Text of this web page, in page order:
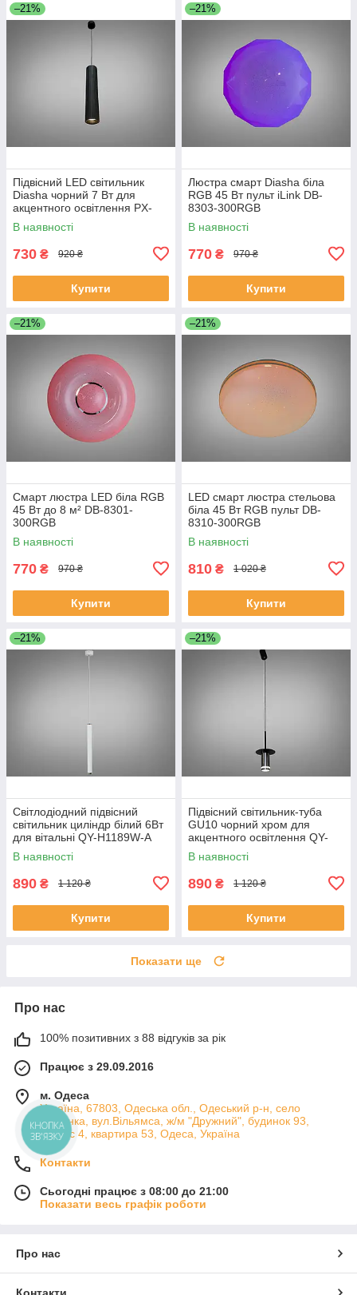
–21%
Підвісний LED світильник
Diasha чорний 7 Вт для
акцентного освітлення PX-
3A/300
В наявності
730 ₴ 920 ₴
Купити
–21%
Люстра смарт Diasha біла
RGB 45 Вт пульт iLink DB-
8303-300RGB
В наявності
770 ₴ 970 ₴
Купити
–21%
Смарт люстра LED біла RGB
45 Вт до 8 м² DB-8301-
300RGB
В наявності
770 ₴ 970 ₴
Купити
–21%
LED смарт люстра стельова
біла 45 Вт RGB пульт DB-
8310-300RGB
В наявності
810 ₴ 1 020 ₴
Купити
–21%
Світлодіодний підвісний
світильник циліндр білий 6Вт
для вітальні QY-H1189W-A
В наявності
890 ₴ 1 120 ₴
Купити
–21%
Підвісний світильник-туба
GU10 чорний хром для
акцентного освітлення QY-
H1175PB
В наявності
890 ₴ 1 120 ₴
Купити
Показати ще
Про нас
100% позитивних з 88 відгуків за рік
Працює з 29.09.2016
м. Одеса
Україна, 67803, Одеська обл., Одеський р-н, село
Лиманка, вул.Вільямса, ж/м "Дружний", будинок 93,
корпус 4, квартира 53, Одеса, Україна
Контакти
Сьогодні працює з 08:00 до 21:00
Показати весь графік роботи
Про нас
КНОПКА
ЗВ'ЯЗКУ